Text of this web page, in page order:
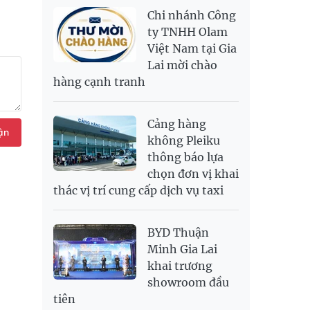
NOK
RUB
304.3
336.84
SAR
6,945.42
7,244.36
2,702.79
2,817.41
SGD
USD
26,000 26,030 26,410
PNJ 140,000,000143,900,000
Chi nhánh Công
ty TNHH Olam
Việt Nam tại Gia
Lai mời chào
hàng cạnh tranh
Cảng hàng
không Pleiku
thông báo lựa
chọn đơn vị khai
thác vị trí cung cấp dịch vụ taxi
BYD Thuận
Minh Gia Lai
khai trương
showroom đầu
tiên